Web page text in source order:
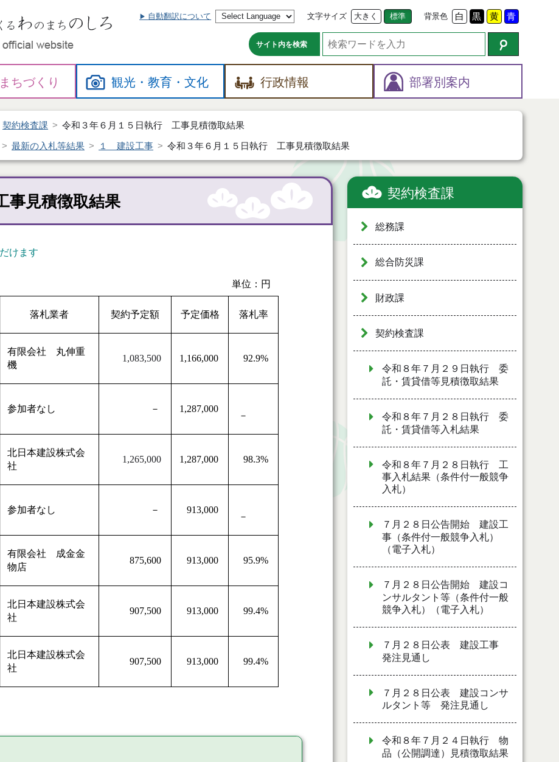
自動翻訳について 文字サイズ 大きく 標準 背景色 白 黒 黄 青
サイト内を検索
まちづくり 観光・教育・文化 行政情報 部署別案内
契約検査課 令和３年６月１５日執行 工事見積徴取結果
最新の入札等結果 １ 建設工事 令和３年６月１５日執行 工事見積徴取結果
見積徴取結果
けます
単位：円
落札業者 契約予定額 予定価格 落札率
有限会社 丸伸重
機
1,083,500 1,166,000 92.9%
参加者なし － 1,287,000
－
北日本建設株式会
社
1,265,000 1,287,000 98.3%
参加者なし － 913,000
－
有限会社 成金金
物店
875,600 913,000 95.9%
北日本建設株式会
社
907,500 913,000 99.4%
北日本建設株式会
社
907,500 913,000 99.4%
契約検査課
総務課
総合防災課
財政課
契約検査課
令和８年７月２９日執行 委
託・賃貸借等見積徴取結果
令和８年７月２８日執行 委
託・賃貸借等入札結果
令和８年７月２８日執行 工
事入札結果（条件付一般競争
入札）
７月２８日公告開始 建設工
事（条件付一般競争入札）
（電子入札）
７月２８日公告開始 建設コ
ンサルタント等（条件付一般
競争入札）（電子入札）
７月２８日公表 建設工事
発注見通し
７月２８日公表 建設コンサ
ルタント等 発注見通し
令和８年７月２４日執行 物
品（公開調達）見積徴取結果